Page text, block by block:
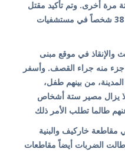
مرة أخرى. وتم تأكيد مقتل
أربعة أشخاص، في حين يتواجد حالياً 38 شخصاً في مستشفيات
والإنقاذ في موقع مبنى
منه جراء القصف. وأسفر
من بينهم طفل،
آخرين، فيما لا يزال مصير ستة أشخاص
خاركيف والبنية
الضربات أيضاً مقاطعات